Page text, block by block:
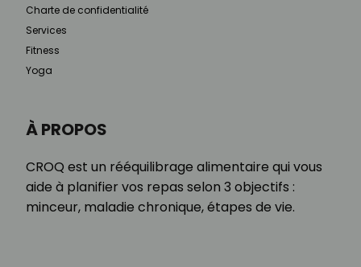
À PROPOS
CROQ est un rééquilibrage alimentaire qui vous
aide à planifier vos repas selon 3 objectifs :
minceur, maladie chronique, étapes de vie.
Charte de confidentialité
Services
Fitness
Yoga